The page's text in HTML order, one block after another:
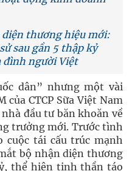
thương hiệu mới:
sau gần 5 thập kỷ
người Việt
dân” nhưng một vài
của CTCP Sữa Việt Nam
đầu tư băn khoăn về
trưởng mới. Trước tình
cuộc tái cấu trúc mạnh
bộ nhận diện thương
thể hiện tinh thần táo